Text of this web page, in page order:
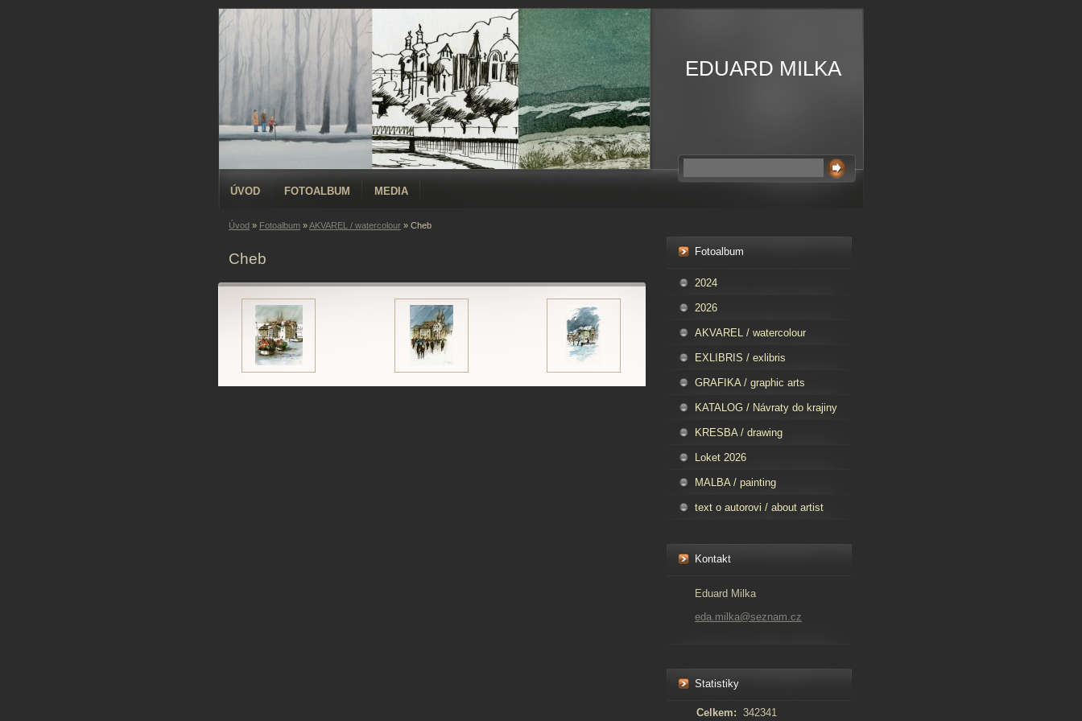
EDUARD MILKA
ÚVOD FOTOALBUM MEDIA
Úvod » Fotoalbum »AKVAREL / watercolour » Cheb
Cheb Fotoalbum
2024
2026
AKVAREL / watercolour
EXLIBRIS / exlibris
GRAFIKA / graphic arts
KATALOG / Návraty do krajiny
KRESBA / drawing
Loket 2026
MALBA / painting
text o autorovi / about artist
Kontakt
Eduard Milka
eda.milka@seznam.cz
Statistiky
Celkem: 342341